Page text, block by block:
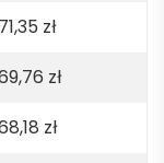
71,35 zł
zł
zł